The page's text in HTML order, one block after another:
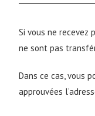
Si vous ne recevez
ne sont pas
Dans ce cas, vous
approuvées